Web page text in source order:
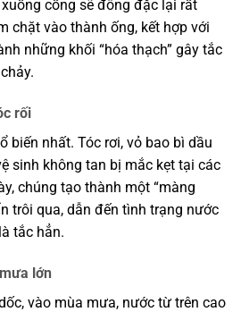
cống sẽ đông đặc lại rất
chặt vào thành ống, kết hợp với
những khối “hóa thạch” gây tắc
rối
biến nhất. Tóc rơi, vỏ bao bì dầu
sinh không tan bị mắc kẹt tại các
chúng tạo thành một “màng
trôi qua, dẫn đến tình trạng nước
tắc hẳn.
lớn
vào mùa mưa, nước từ trên cao